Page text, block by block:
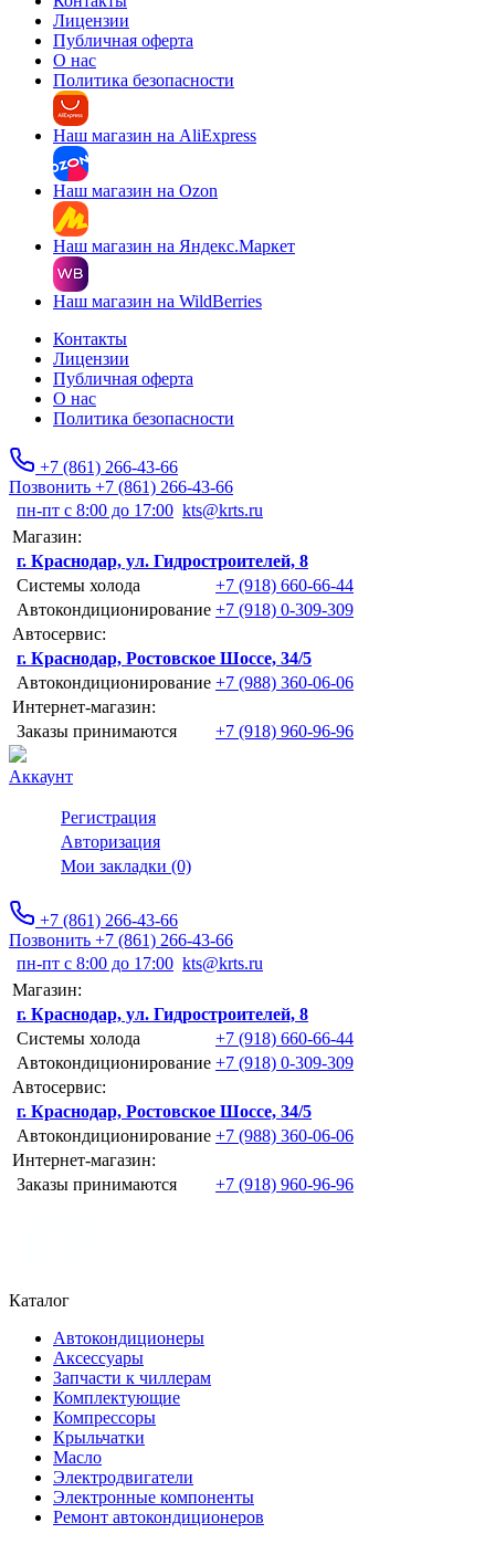
Лицензии
Публичная оферта
О нас
Политика безопасности
Наш магазин на AliExpress
Наш магазин на Ozon
Наш магазин на Яндекс.Маркет
Наш магазин на WildBerries
Контакты
Лицензии
Публичная оферта
О нас
Политика безопасности
+7 (861) 266-43-66
Позвонить +7 (861) 266-43-66
пн-пт с 8:00 до 17:00 kts@krts.ru
Магазин:
г. Краснодар, ул. Гидростроителей, 8
Системы холода
+7 (918) 660-66-44
Автокондиционирование +7 (918) 0-309-309
Автосервис:
г. Краснодар, Ростовское Шоссе, 34/5
Автокондиционирование +7 (988) 360-06-06
Интернет-магазин:
Заказы принимаются
+7 (918) 960-96-96
Аккаунт
Регистрация
Авторизация
Мои закладки (0)
+7 (861) 266-43-66
Позвонить +7 (861) 266-43-66
пн-пт с 8:00 до 17:00 kts@krts.ru
Магазин:
г. Краснодар, ул. Гидростроителей, 8
Системы холода
+7 (918) 660-66-44
Автокондиционирование +7 (918) 0-309-309
Автосервис:
г. Краснодар, Ростовское Шоссе, 34/5
Автокондиционирование +7 (988) 360-06-06
Интернет-магазин:
Заказы принимаются
+7 (918) 960-96-96
Каталог
Автокондиционеры
Аксессуары
Запчасти к чиллерам
Комплектующие
Компрессоры
Крыльчатки
Масло
Электродвигатели
Электронные компоненты
Ремонт автокондиционеров